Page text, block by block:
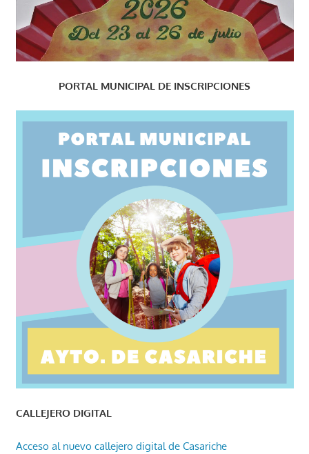
PORTAL MUNICIPAL DE INSCRIPCIONES
CALLEJERO DIGITAL
Acceso al nuevo callejero digital de Casariche